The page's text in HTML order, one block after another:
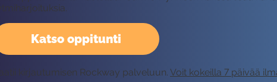
Katso oppitunti
kirjautumisen Rockway palveluun. Voit kokeilla 7 päivää